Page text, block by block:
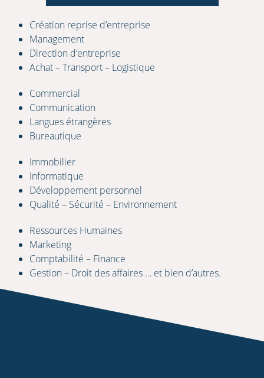
Création reprise d’entreprise
Management
Direction d’entreprise
Achat – Transport – Logistique
Commercial
Communication
Langues étrangères
Bureautique
Immobilier
Informatique
Développement personnel
Qualité – Sécurité – Environnement
Ressources Humaines
Marketing
Comptabilité – Finance
Gestion – Droit des affaires … et bien d’autres.